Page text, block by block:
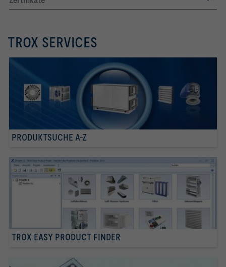
TROX SERVICES
PRODUKTSUCHE A-Z
TROX EASY PRODUCT FINDER